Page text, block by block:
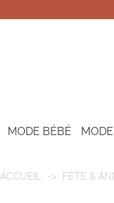
MODE BÉBÉ
ACCUEIL FÊTE &